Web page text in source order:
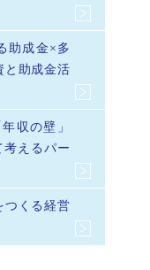
助成金×多
と助成金活
収の壁」
えるパー
つくる経営